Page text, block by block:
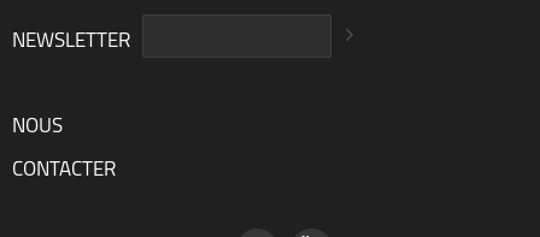
NEWSLETTER
NOUS
CONTACTER